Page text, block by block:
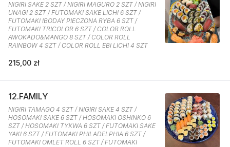
NIGIRI SAKE 2 SZT / NIGIRI MAGURO 2 SZT / NIGIRI
UNAGI 2 SZT / FUTOMAKI SAKE LICHI 6 SZT /
FUTOMAKI IBODAY PIECZONA RYBA 6 SZT /
FUTOMAKI TRICOLOR 6 SZT / COLOR ROLL
AWOKADO&MANGO 8 SZT / COLOR ROLL
RAINBOW 4 SZT / COLOR ROLL EBI LICHI 4 SZT
215,00 zł
12.FAMILY
NIGIRI TAMAGO 4 SZT / NIGIRI SAKE 4 SZT /
HOSOMAKI SAKE 6 SZT / HOSOMAKI OSHINKO 6
SZT / HOSOMAKI TYKWA 6 SZT / FUTOMAKI SAKE
YAKI 6 SZT / FUTOMAKI PHILADELPHIA 6 SZT /
FUTOMAKI OMLET ROLL 6 SZT / FUTOMAKI